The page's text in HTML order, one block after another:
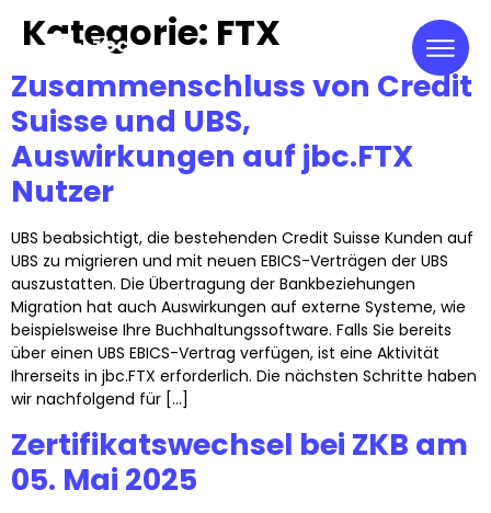
Kategorie: FTX
Zusammenschluss von Credit
Suisse und UBS,
Auswirkungen auf jbc.FTX
Nutzer
UBS beabsichtigt, die bestehenden Credit Suisse Kunden auf
UBS zu migrieren und mit neuen EBICS-Verträgen der UBS
auszustatten. Die Übertragung der Bankbeziehungen
Migration hat auch Auswirkungen auf externe Systeme, wie
beispielsweise Ihre Buchhaltungssoftware. Falls Sie bereits
über einen UBS EBICS-Vertrag verfügen, ist eine Aktivität
Ihrerseits in jbc.FTX erforderlich. Die nächsten Schritte haben
wir nachfolgend für […]
Zertifikatswechsel bei ZKB am
05. Mai 2025